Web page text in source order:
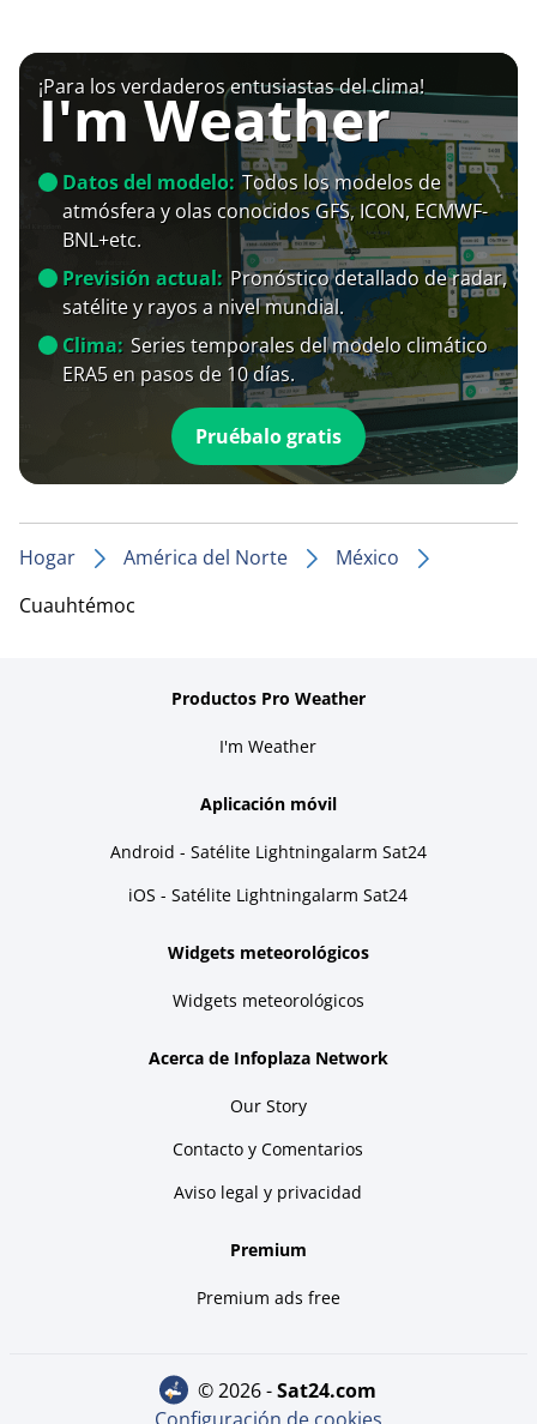
¡Para los verdaderos entusiastas del clima!
I'm Weather
Datos del modelo: Todos los modelos de
atmósfera y olas conocidos GFS, ICON, ECMWF-
BNL+etc.
Previsión actual: Pronóstico detallado de radar,
satélite y rayos a nivel mundial.
Clima: Series temporales del modelo climático
ERA5 en pasos de 10 días.
Pruébalo gratis
Hogar América del Norte
México
Cuauhtémoc
Productos Pro Weather
I'm Weather
Aplicación móvil
Android - Satélite Lightningalarm Sat24
iOS - Satélite Lightningalarm Sat24
Widgets meteorológicos
Widgets meteorológicos
Acerca de Infoplaza Network
Our Story
Contacto y Comentarios
Aviso legal y privacidad
Premium
Premium ads free
© 2026 - sat24.com